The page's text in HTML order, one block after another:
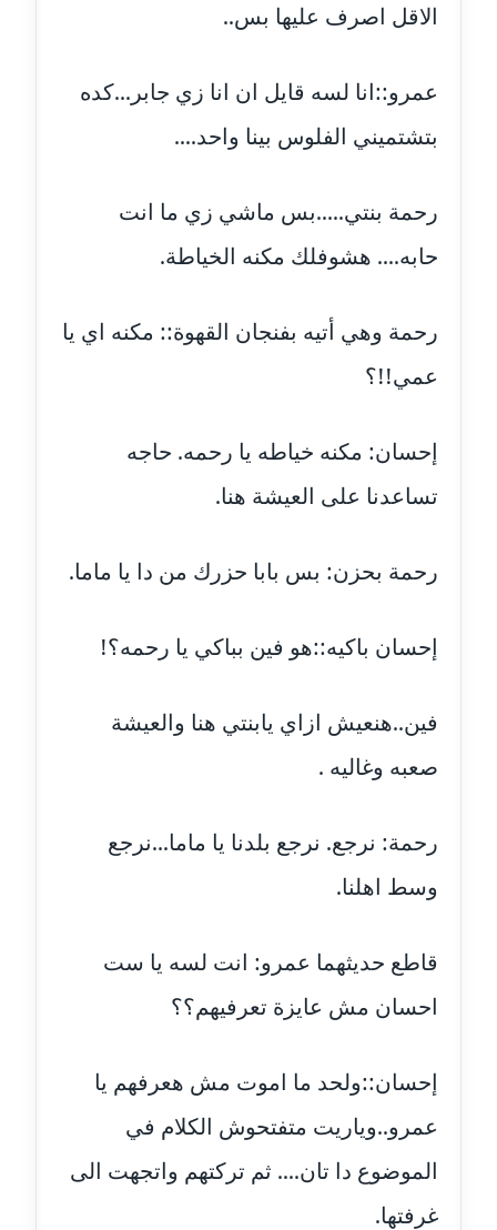
مدونة علي الصادق
مدونة علي الفشني
عاملة
عاملة
مدونة عمرو عاطف
عاملة
مدونة غادة سيد
عاملة
مدونة فاطمة حجازي
مدونة فيرا زولوتاريفا
عاملة
عاملة
مدونة كريمان سالم
مدونة كنوز صلاح
مدونة كيندا فائز
الاقل اصرف عليها بس..
عمرو::انا لسه قايل ان انا زي جابر...كده
بتشتميني الفلوس بينا واحد....
رحمة بنتي.....بس ماشي زي ما انت
حابه.... هشوفلك مكنه الخياطة.
رحمة وهي أتيه بفنجان القهوة:: مكنه اي يا
عمي!!؟
إحسان: مكنه خياطه يا رحمه. حاجه
تساعدنا على العيشة هنا.
رحمة بحزن: بس بابا حزرك من دا يا ماما.
إحسان باكيه::هو فين بباكي يا رحمه؟!
فين..هنعيش ازاي يابنتي هنا والعيشة
صعبه وغاليه .
رحمة: نرجع. نرجع بلدنا يا ماما...نرجع
وسط اهلنا.
قاطع حديثهما عمرو: انت لسه يا ست
احسان مش عايزة تعرفيهم؟؟
إحسان::ولحد ما اموت مش هعرفهم يا
عمرو..وياريت متفتحوش الكلام في
الموضوع دا تان.... ثم تركتهم واتجهت الى
غرفتها.